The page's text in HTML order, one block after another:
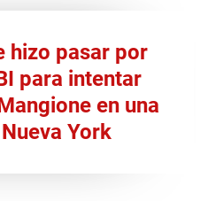
hizo pasar por
para intentar
en una
York